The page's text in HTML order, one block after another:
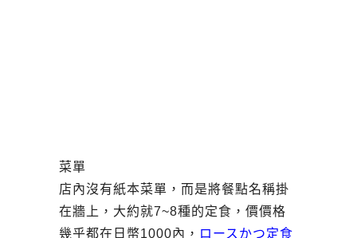
菜單
店內沒有紙本菜單，而是將餐點名稱掛
在牆上，大約就7~8種的定食，價價格
幾乎都在日幣1000內， ロースかつ定食